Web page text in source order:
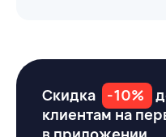
Скидка -10%
клиентам на